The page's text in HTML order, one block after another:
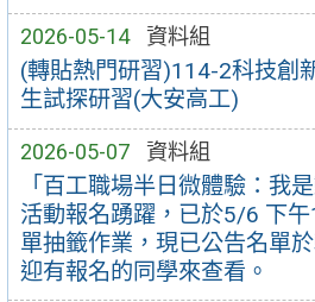
2026-05-14 資料組
(轉貼熱門研習)114-2科技創
生試探研習(大安高工)
2026-05-07 資料組
「百工職場半日微體驗：我
活動報名踴躍，已於5/6 下
單抽籤作業，現已公告名單
迎有報名的同學來查看。